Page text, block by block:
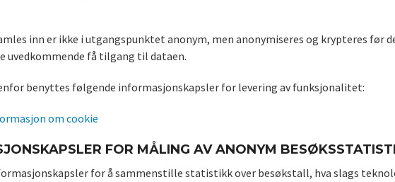
inn er ikke i utgangspunktet anonym, men anonymiseres og krypteres før
uvedkommende få tilgang til dataen.
benyttes følgende informasjonskapsler for levering av funksjonalitet:
om cookie
FOR MÅLING AV ANONYM
for å sammenstille statistikk over besøkstall, hva slags